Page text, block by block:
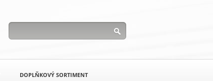
DOPLŇKOVÝ SORTIMENT